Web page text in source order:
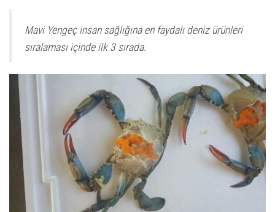
Mavi Yengeç insan sağlığına en faydalı deniz ürünleri
sıralaması içinde ilk 3 sırada.